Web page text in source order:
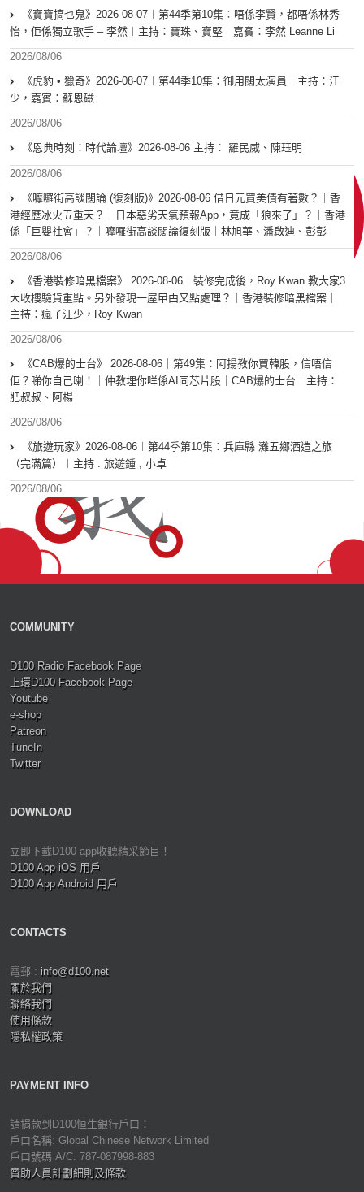
《寶寶搞乜鬼》2026-08-07︱第44季第10集︰唔係李賢，都唔係林秀
怡，佢係獨立歌手 – 李然︱主持：寶珠、寶堅 嘉賓：李然 Leanne Li
2026/08/06
《虎豹 • 獵奇》2026-08-07︱第44季10集：御用闊太演員︱主持：江
少，嘉賓：蘇恩磁
2026/08/06
《恩典時刻：時代論壇》2026-08-06 主持： 羅民威、陳珏明
2026/08/06
《嚤囉街高談闊論 (復刻版)》2026-08-06 借日元買美債有著數？｜香
港經歷冰火五重天？｜日本惡劣天氣預報App，竟成「狼來了」？｜香港
係「巨嬰社會」？｜嚤囉街高談闊論復刻版｜林旭華、潘啟迪、彭彭
2026/08/06
《香港裝修暗黑檔案》 2026-08-06｜裝修完成後，Roy Kwan 教大家3
大收樓驗貨重點。另外發現一屋曱甴又點處理？｜香港裝修暗黑檔案｜
主持：瘋子江少，Roy Kwan
2026/08/06
《CAB爆的士台》 2026-08-06｜第49集：阿揚教你買韓股，信唔信
佢？睇你自己喇！｜仲教埋你咩係AI同芯片股｜CAB爆的士台｜主持：
肥叔叔、阿楊
2026/08/06
《旅遊玩家》2026-08-06︱第44季第10集：兵庫縣 灘五鄉酒造之旅
（完滿篇）︱主持 : 旅遊鍾 , 小卓
2026/08/06
COMMUNITY
D100 Radio Facebook Page
上環D100 Facebook Page
Youtube
e-shop
Patreon
TuneIn
Twitter
DOWNLOAD
立即下載D100 app收聽精采節目！
D100 App iOS 用戶
D100 App Android 用戶
CONTACTS
電郵 : info@d100.net
關於我們
聯絡我們
使用條款
隱私權政策
PAYMENT INFO
請捐款到D100恒生銀行戶口：
戶口名稱: Global Chinese Network Limited
戶口號碼 A/C: 787-087998-883
贊助人員計劃細則及條款